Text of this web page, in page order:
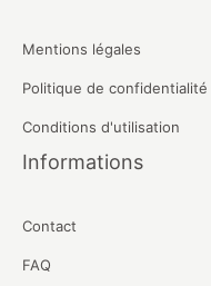
Mentions légales
Politique de confidentialité
Conditions d'utilisation
Informations
Contact
FAQ